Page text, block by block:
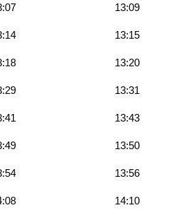
13:09
13:15
13:20
13:31
13:43
13:50
13:56
14:10